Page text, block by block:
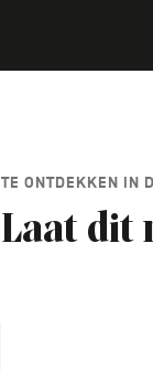
TE ONTDEKKEN IN
Laat dit